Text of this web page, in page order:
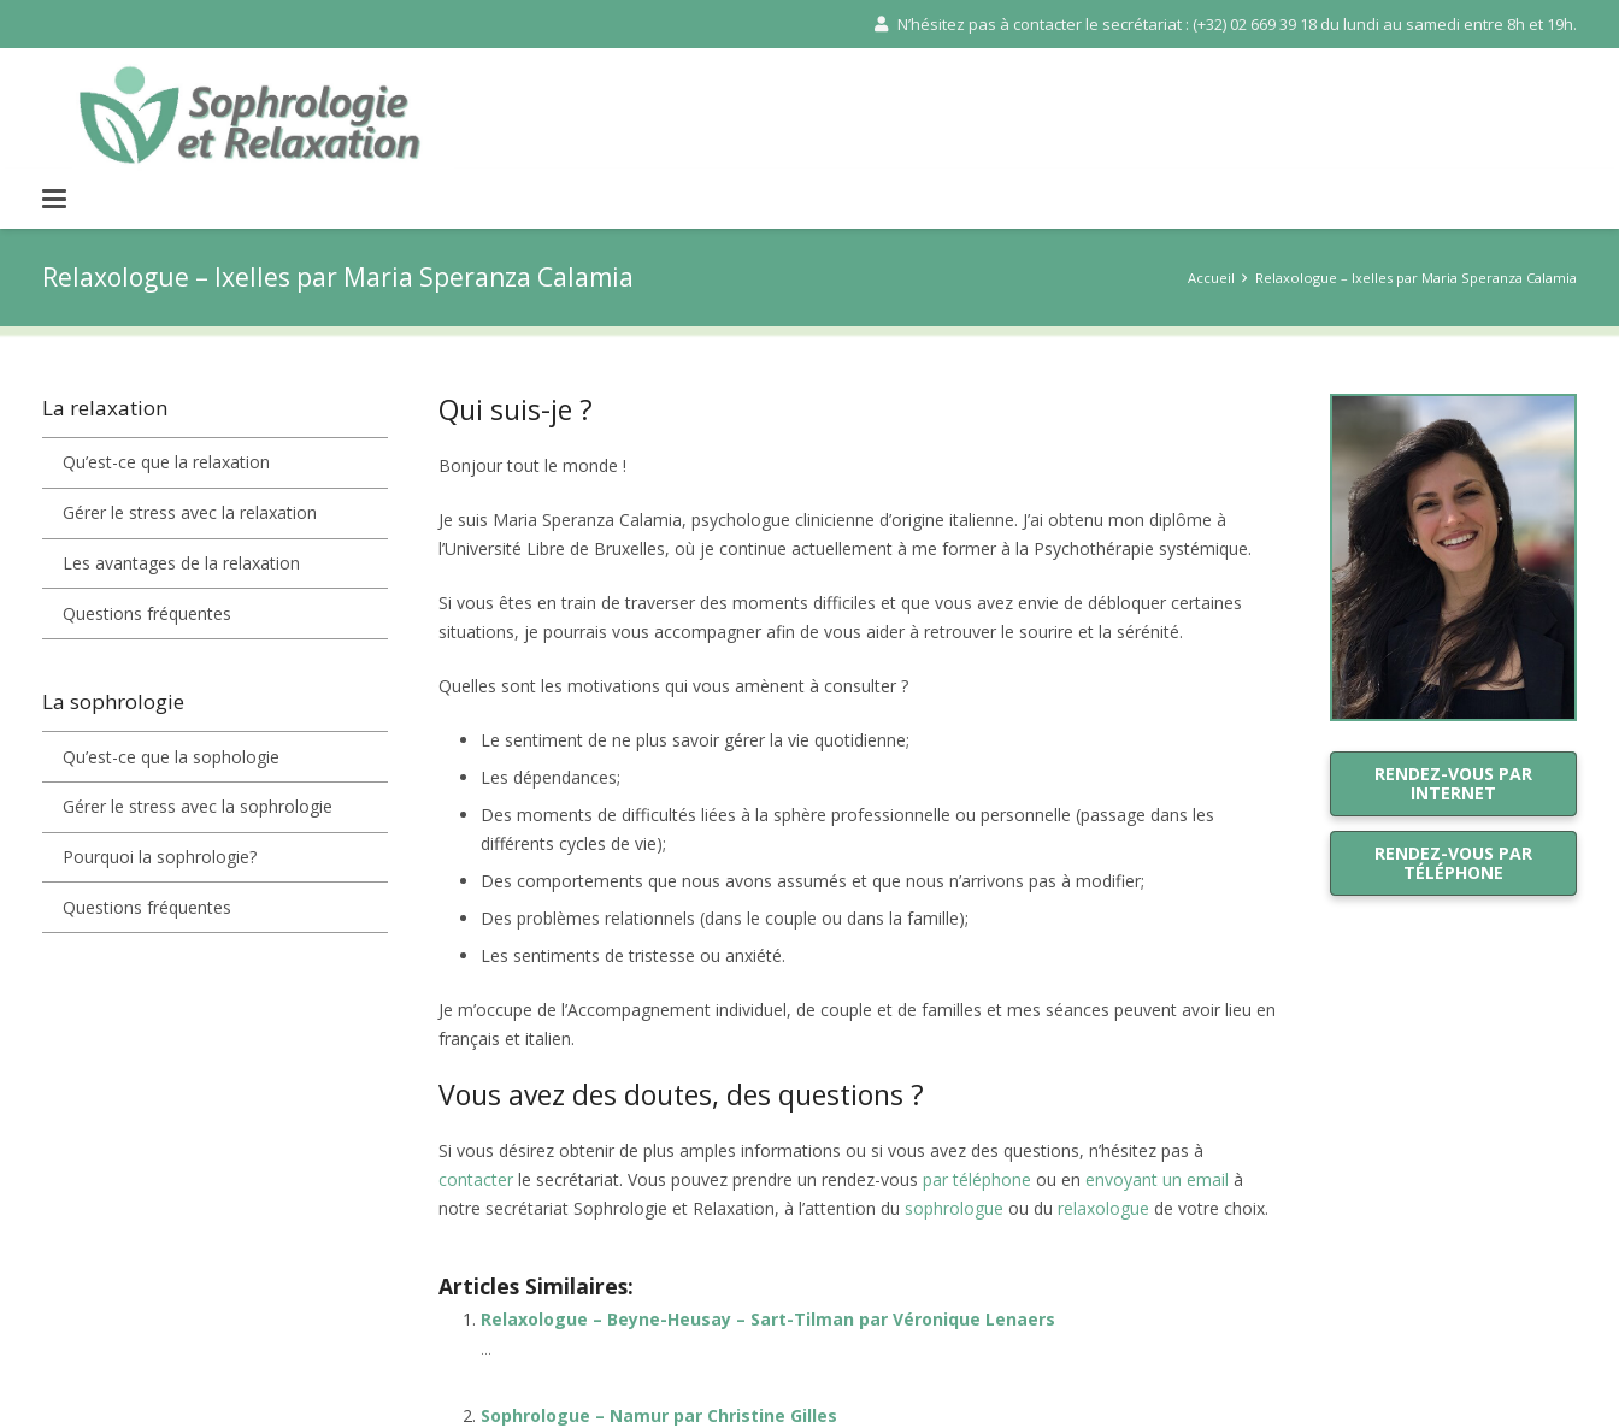
N’hésitez pas à contacter le secrétariat : (+32) 02 669 39 18 du lundi au samedi entre 8h et 19h.
Relaxologue – Ixelles par Maria Speranza Calamia Accueil Relaxologue – Ixelles par Maria Speranza Calamia
La relaxation
Qu’est-ce que la relaxation
Gérer le stress avec la relaxation
Les avantages de la relaxation
Questions fréquentes
La sophrologie
Qu’est-ce que la sophologie
Gérer le stress avec la sophrologie
Pourquoi la sophrologie?
Questions fréquentes
Qui suis-je ?
Bonjour tout le monde !
Je suis Maria Speranza Calamia, psychologue clinicienne d’origine italienne. J’ai obtenu mon diplôme à
l’Université Libre de Bruxelles, où je continue actuellement à me former à la Psychothérapie systémique.
Si vous êtes en train de traverser des moments difficiles et que vous avez envie de débloquer certaines
situations, je pourrais vous accompagner afin de vous aider à retrouver le sourire et la sérénité.
Quelles sont les motivations qui vous amènent à consulter ?
Le sentiment de ne plus savoir gérer la vie quotidienne;
Les dépendances;
Des moments de difficultés liées à la sphère professionnelle ou personnelle (passage dans les
différents cycles de vie);
Des comportements que nous avons assumés et que nous n’arrivons pas à modifier;
Des problèmes relationnels (dans le couple ou dans la famille);
Les sentiments de tristesse ou anxiété.
Je m’occupe de l’Accompagnement individuel, de couple et de familles et mes séances peuvent avoir lieu en
français et italien.
Vous avez des doutes, des questions ?
Si vous désirez obtenir de plus amples informations ou si vous avez des questions, n’hésitez pas à
contacter le secrétariat. Vous pouvez prendre un rendez-vous par téléphone ou en envoyant un email à
notre secrétariat Sophrologie et Relaxation, à l’attention du sophrologue ou du relaxologue de votre choix.
RENDEZ-VOUS PAR
INTERNET
RENDEZ-VOUS PAR
TÉLÉPHONE
Articles Similaires:
Relaxologue – Beyne-Heusay – Sart-Tilman par Véronique Lenaers
...
Sophrologue – Namur par Christine Gilles